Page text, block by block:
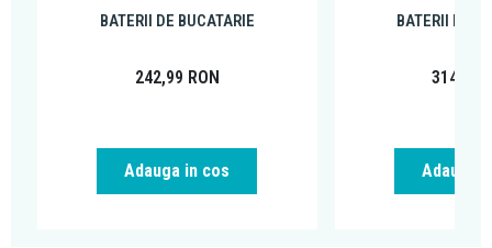
BATERII DE BUCATARIE
242,99 RON
Adauga in cos
BATERII DE
314,99
Adauga